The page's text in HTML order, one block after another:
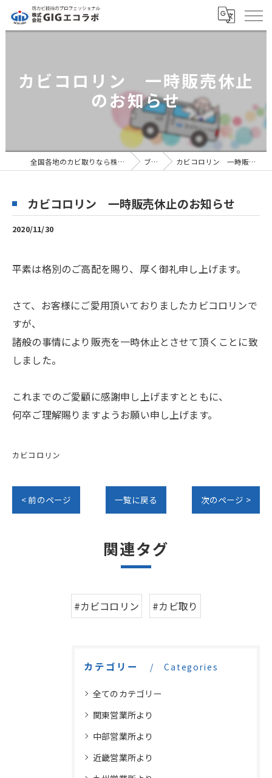
カビコロリン 一時販売休止
のお知らせ
全国各地のカビ取りなら株式会社GIGエコラボ ブログ カビコロリン 一時販売休止のお知らせ
カビコロリン 一時販売休止のお知らせ
2020/11/30
平素は格別のご高配を賜り、厚く御礼申し上げます。
さて、お客様にご愛用頂いておりましたカビコロリンで
すが、
諸般の事情により販売を一時休止とさせて頂くことに致
しました。
これまでのご愛顧に感謝申し上げますとともに、
何卒ご理解賜りますようお願い申し上げます。
カビコロリン
< 前のページ 一覧に戻る 次のページ >
関連タグ
#カビコロリン #カビ取り
カテゴリー Categories
全てのカテゴリー
関東営業所より
中部営業所より
近畿営業所より